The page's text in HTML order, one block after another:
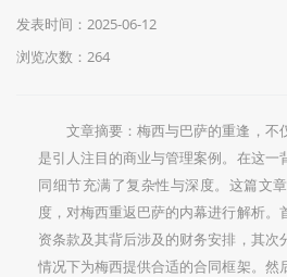
发表时间：2025-06-12
浏览次数：264
文章摘要：梅西与巴萨的重逢，不
是引人注目的商业与管理案例。在这一
同细节充满了复杂性与深度。这篇文
度，对梅西重返巴萨的内幕进行解析。
资条款及其背后涉及的财务安排，其次
情况下为梅西提供合适的合同框架。然